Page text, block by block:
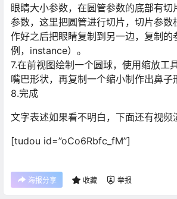
眼睛大小参数，在圆管参数的底部有切
参数，这里把圆管进行切片，切片参数
作好之后把眼睛复制到另一边，复制的
例，instance）。
7.在前视图绘制一个圆球，使用缩放工
嘴巴形状，再复制一个缩小制作出鼻子
8.完成
文字表述如果看不明白，下面还有视频
[tudou id=”oCo6Rbfc_fM”]
海报分享 收藏 举报